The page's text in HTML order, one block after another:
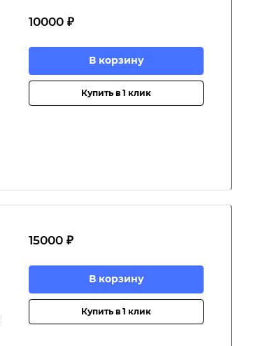
10000 ₽
В корзину
Купить в 1 клик
15000 ₽
В корзину
Купить в 1 клик